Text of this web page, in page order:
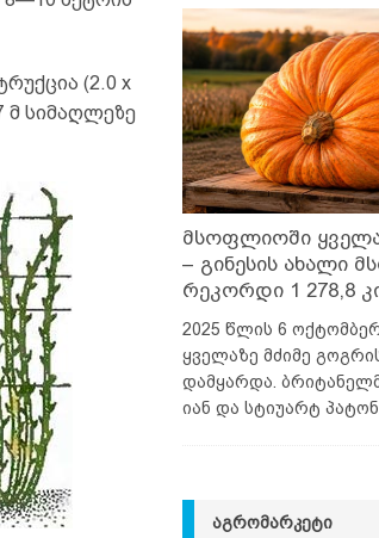
(2.0 x
მ სიმაღლეზე
მსოფლიოში
– გინესის ახალი
რეკორდი 1 278,8
2025 წლის 6
ყველაზე მძიმე
დამყარდა.
იან და სტიუარტ
ᲐᲒᲠᲝᲛᲐᲠᲙᲔᲢᲘ